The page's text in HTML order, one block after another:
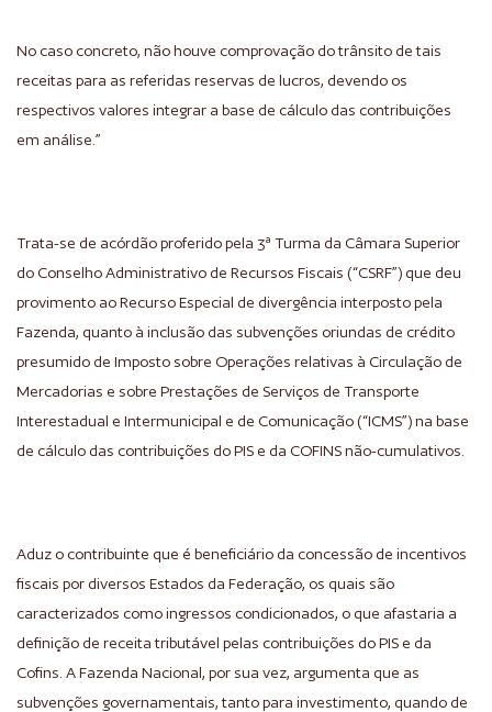
No caso concreto, não houve comprovação do trânsito de tais
receitas para as referidas reservas de lucros, devendo os
respectivos valores integrar a base de cálculo das contribuições
em análise.”
Trata-se de acórdão proferido pela 3ª Turma da Câmara Superior
do Conselho Administrativo de Recursos Fiscais (“CSRF”) que deu
provimento ao Recurso Especial de divergência interposto pela
Fazenda, quanto à inclusão das subvenções oriundas de crédito
presumido de Imposto sobre Operações relativas à Circulação de
Mercadorias e sobre Prestações de Serviços de Transporte
Interestadual e Intermunicipal e de Comunicação (“ICMS”) na base
de cálculo das contribuições do PIS e da COFINS não-cumulativos.
Aduz o contribuinte que é beneficiário da concessão de incentivos
fiscais por diversos Estados da Federação, os quais são
caracterizados como ingressos condicionados, o que afastaria a
definição de receita tributável pelas contribuições do PIS e da
Cofins. A Fazenda Nacional, por sua vez, argumenta que as
subvenções governamentais, tanto para investimento, quando de